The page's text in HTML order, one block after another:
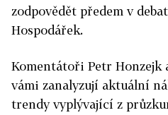
zodpovědět předem v
Hospodářek.
Komentátoři Petr Honzejk
vámi zanalyzují aktuální
trendy vyplývající z